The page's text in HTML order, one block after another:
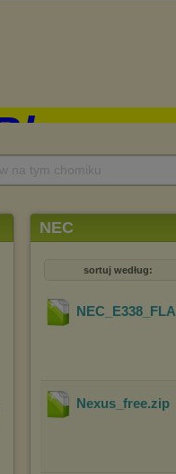
NEC
sortuj według:
Nexus_free.zip